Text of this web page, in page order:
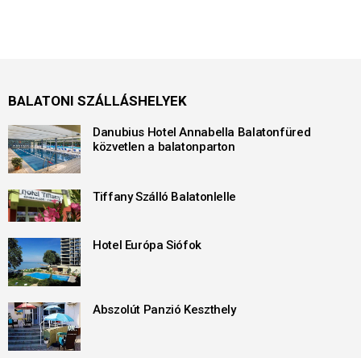
BALATONI SZÁLLÁSHELYEK
Danubius Hotel Annabella Balatonfüred
közvetlen a balatonparton
Tiffany Szálló Balatonlelle
Hotel Európa Siófok
Abszolút Panzió Keszthely